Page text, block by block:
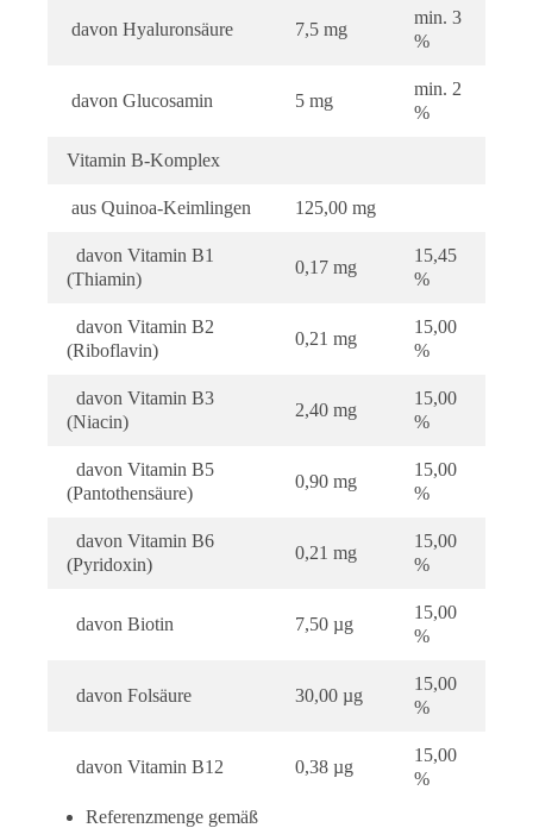
davon Hyaluronsäure 7,5 mg
min. 3
%
davon Glucosamin 5 mg
min. 2
%
Vitamin B-Komplex
aus Quinoa-Keimlingen 125,00 mg
davon Vitamin B1
(Thiamin)
0,17 mg
15,45
%
davon Vitamin B2
(Riboflavin)
0,21 mg
15,00
%
davon Vitamin B3
(Niacin)
2,40 mg
15,00
%
davon Vitamin B5
(Pantothensäure)
0,90 mg
15,00
%
davon Vitamin B6
(Pyridoxin)
0,21 mg
15,00
%
davon Biotin 7,50 µg
15,00
%
davon Folsäure 30,00 µg
15,00
%
davon Vitamin B12 0,38 µg
15,00
%
Referenzmenge gemäß